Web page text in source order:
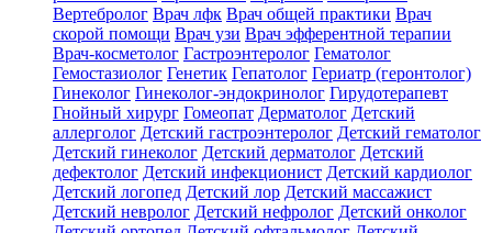
Вертебролог Врач лфк Врач общей практики Врач
скорой помощи Врач узи Врач эфферентной терапии
Врач-косметолог Гастроэнтеролог Гематолог
Гемостазиолог Генетик Гепатолог Гериатр (геронтолог)
Гинеколог Гинеколог-эндокринолог Гирудотерапевт
Гнойный хирург Гомеопат Дерматолог Детский
аллерголог Детский гастроэнтеролог Детский гематолог
Детский гинеколог Детский дерматолог Детский
дефектолог Детский инфекционист Детский кардиолог
Детский логопед Детский лор Детский массажист
Детский невролог Детский нефролог Детский онколог